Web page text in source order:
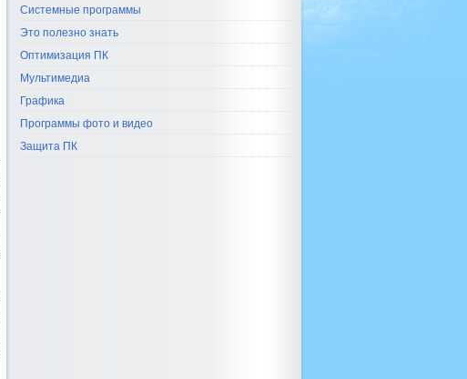
Системные программы
Это полезно знать
Оптимизация ПК
Мультимедиа
Графика
Программы фото и видео
Защита ПК